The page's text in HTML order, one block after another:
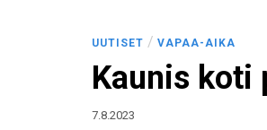
UUTISET / VAPAA-AIKA
Kaunis koti
7.8.2023